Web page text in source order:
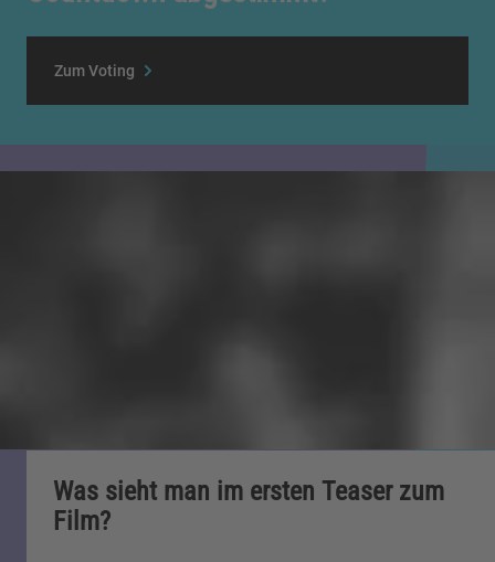
Zum Voting
Was sieht man im ersten Teaser zum
Film?